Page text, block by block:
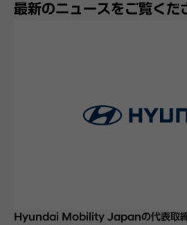
最新のニュースをご覧くだ
Hyundai Mobility Japanの代表取締